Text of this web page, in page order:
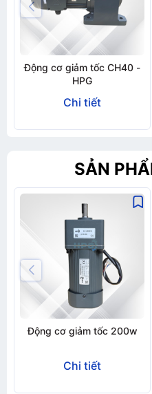
Động cơ giảm tốc CH40 -
HPG
Chi tiết
SẢN
Động cơ giảm tốc 200w
Chi tiết